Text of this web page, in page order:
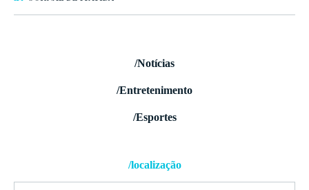
/Notícias
/Entretenimento
/Esportes
/localização